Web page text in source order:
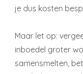
je dus kosten
Maar let op:
inboedel groter
samensmelten,